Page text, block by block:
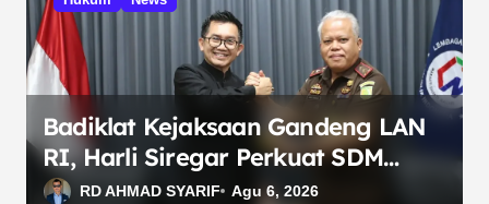
Badiklat Kejaksaan Gandeng LAN
RI, Harli Siregar Perkuat SDM
Penegak Hukum
RD AHMAD SYARIF Agu 6, 2026